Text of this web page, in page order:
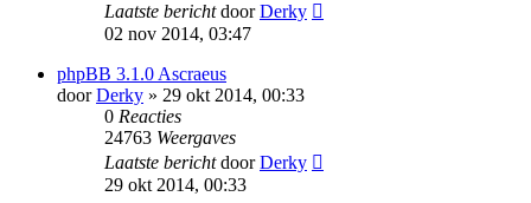
Laatste berichtdoorDerky
02 nov 2014, 03:47
phpBB 3.1.0 Ascraeus
doorDerky » 29 okt 2014, 00:33
0 Reacties
24763 Weergaves
Laatste berichtdoorDerky
29 okt 2014, 00:33